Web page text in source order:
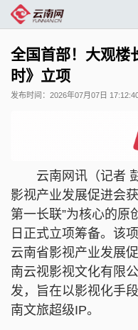
全国首部！大观楼
时》立项
发布时间： 2026年07月07日
云南网讯（记者
影视产业发展促进会
第一长联”为核心的原
日正式立项筹备。该
云南省影视产业发展
南云视影视文化有限
发，旨在以影视化手
南文旅超级IP。